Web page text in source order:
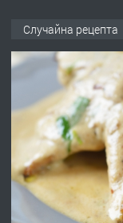
ПРЕДЛАГА
Случайна рецепта